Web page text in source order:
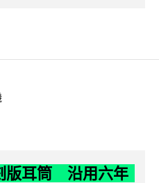
版耳筒 沿用六年